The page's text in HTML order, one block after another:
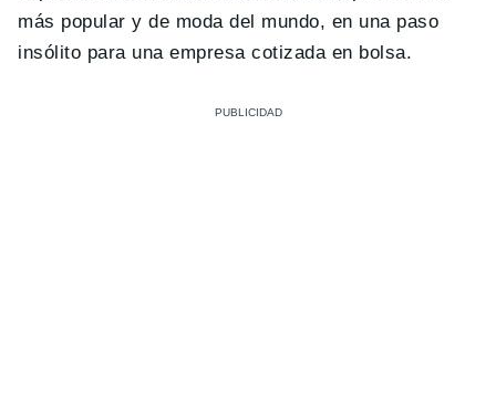
más popular y de moda del mundo, en una paso
insólito para una empresa cotizada en bolsa.